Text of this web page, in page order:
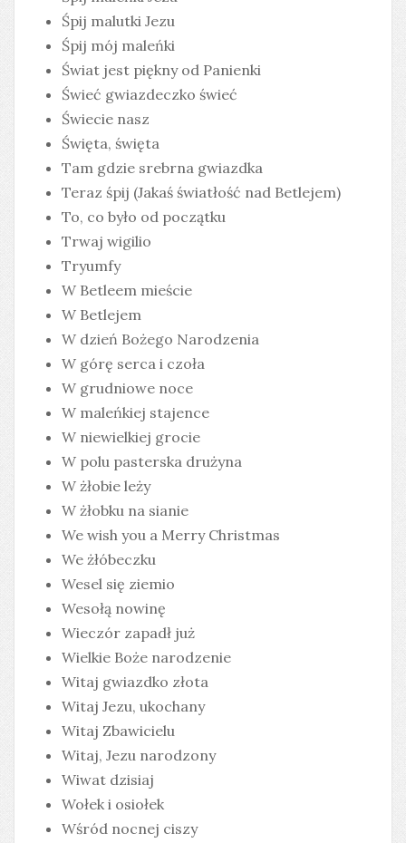
Śpij malutki Jezu
Śpij mój maleńki
Świat jest piękny od Panienki
Świeć gwiazdeczko świeć
Świecie nasz
Święta, święta
Tam gdzie srebrna gwiazdka
Teraz śpij (Jakaś światłość nad Betlejem)
To, co było od początku
Trwaj wigilio
Tryumfy
W Betleem mieście
W Betlejem
W dzień Bożego Narodzenia
W górę serca i czoła
W grudniowe noce
W maleńkiej stajence
W niewielkiej grocie
W polu pasterska drużyna
W żłobie leży
W żłobku na sianie
We wish you a Merry Christmas
We żłóbeczku
Wesel się ziemio
Wesołą nowinę
Wieczór zapadł już
Wielkie Boże narodzenie
Witaj gwiazdko złota
Witaj Jezu, ukochany
Witaj Zbawicielu
Witaj, Jezu narodzony
Wiwat dzisiaj
Wołek i osiołek
Wśród nocnej ciszy